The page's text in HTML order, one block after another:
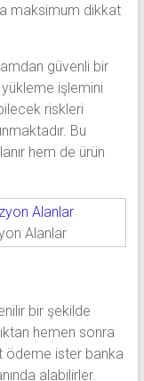
maksimum dikkat
güvenli bir
yükleme işlemini
riskleri
Bu
hem de ürün
Alanlar
bir şekilde
hemen sonra
ödeme ister banka
alabilirler.